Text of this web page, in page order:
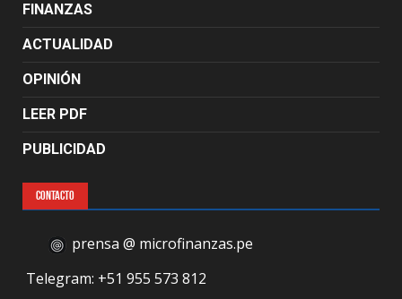
FINANZAS
ACTUALIDAD
OPINIÓN
LEER PDF
PUBLICIDAD
CONTACTO
prensa @ microfinanzas.pe
Telegram: +51 955 573 812